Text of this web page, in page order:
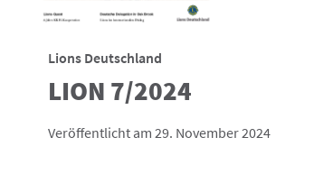
Lions Deutschland
LION 7/2024
Veröffentlicht am 29. November 2024